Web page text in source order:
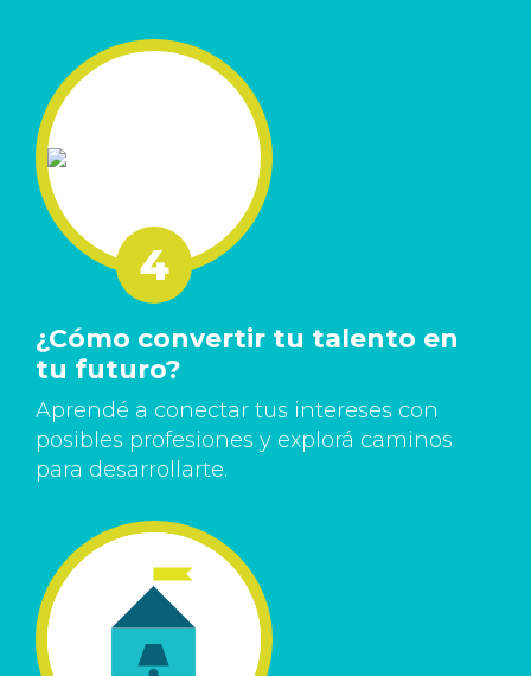
¿Cómo convertir tu talento en
tu futuro?
Aprendé a conectar tus intereses con
posibles profesiones y explorá caminos
para desarrollarte.